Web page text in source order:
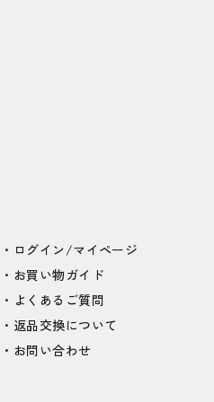
ログイン/マイページ
お買い物ガイド
よくあるご質問
返品交換について
お問い合わせ